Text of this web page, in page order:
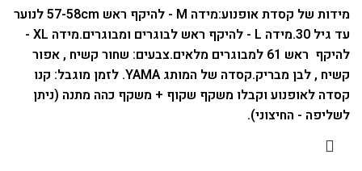
מידות של קסדת אופנוע:
מידה M - להיקף ראש 57-58cm לנוער
עד גיל 30.
מידה L - להיקף ראש לבוגרים ומבוגרים.
מידה XL -
להיקף ראש 61 למבוגרים מלאים.
צבעים: שחור קשיח , אפור
קשיח , לבן מבריק.קסדה של המותג YAMA.
לזמן מוגבל: קנו
קסדה לאופנוע וקבלו משקף שקוף + משקף כהה מתנה (ניתן
לשליפה - החיצוני).